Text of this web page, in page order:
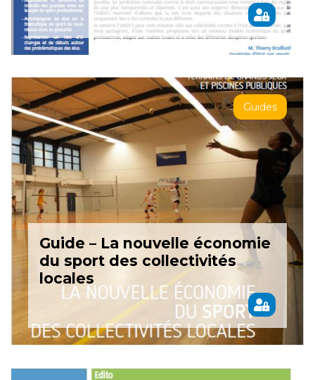
Guides
Guide – La nouvelle économie
du sport des collectivités
locales